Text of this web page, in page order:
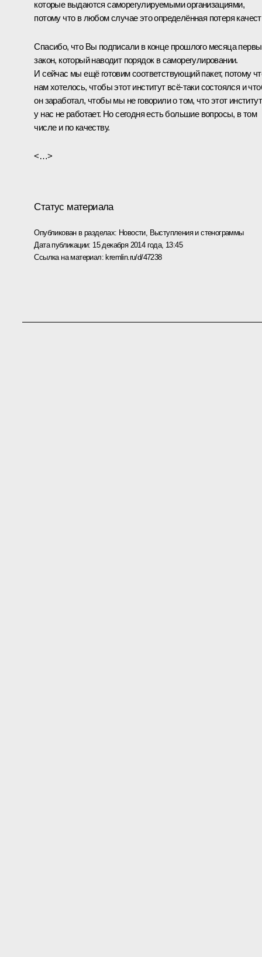
которые выдаются саморегулируемыми организациями,
потому что в любом случае это определённая потеря
Спасибо, что Вы подписали в конце прошлого месяца
закон, который наводит порядок в саморегулировании.
И сейчас мы ещё готовим соответствующий пакет, потому
нам хотелось, чтобы этот институт всё‑таки состоялся и
он заработал, чтобы мы не говорили о том, что этот институт
у нас не работает. Но сегодня есть большие вопросы, в том
числе и по качеству.
<…>
Статус материала
Опубликован в разделах: Новости, Выступления и стенограммы
Дата публикации: 15 декабря 2014 года, 13:45
Ссылка на материал: kremlin.ru/d/47238